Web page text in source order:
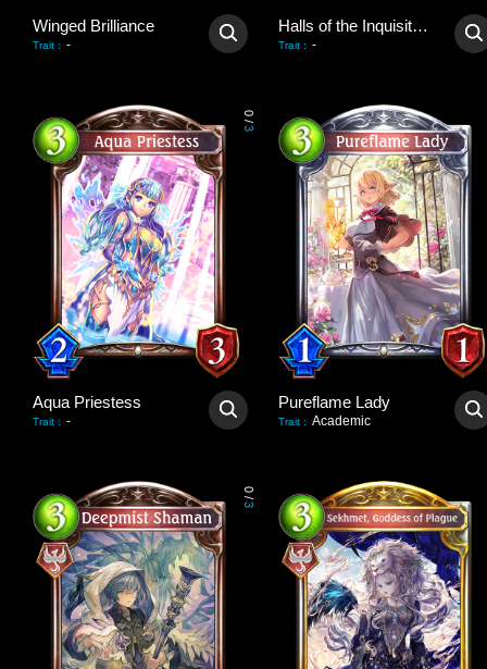
Winged Brilliance
Trait : -
Halls of the Inquisition
Trait : -
0
/
3
Aqua Priestess
Trait : -
Pureflame Lady
Trait : Academic
0
/
3